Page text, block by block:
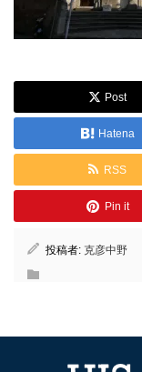
Post
Hatena
RSS
Pin it
投稿者: 克彦中野